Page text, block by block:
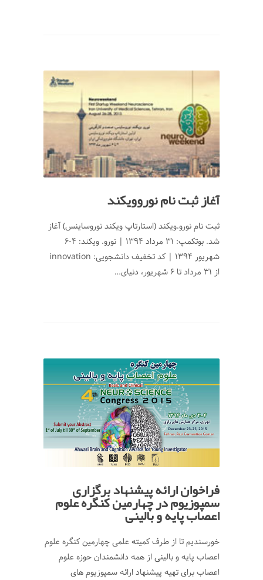
آغاز ثبت نام نوروویکند
ثبت نام نورو.ویکند (استارتاپ ویکند نوروساینس) آغاز
شد. بوتکمپ: 31 مرداد 1394 | نورو. ویکند: 4-6
شهریور 1394 | کد تخفیف دانشجویی: innovation
از 31 مرداد تا 6 شهریور، دنیای…
فراخوان ارائه پیشنهاد برگزاری
سمپوزیوم در چهارمین کنگره علوم
اعصاب پایه و بالینی
خورسندیم تا از طرف کمیته علمی چهارمین کنگره علوم
اعصاب پایه و بالینی از همه دانشمندان حوزه علوم
اعصاب برای تهیه پیشنهاد ارائه سمپوزیوم های